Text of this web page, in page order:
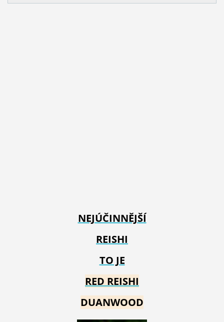
NEJÚČINNĚJŠÍ
REISHI
TO JE
RED REISHI
DUANWOOD